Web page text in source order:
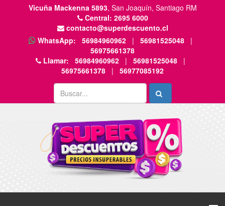
Vicuña Mackenna 5893, San Joaquín, Santiago RM
Central: 2695 6000
contacto@superdescuento.cl
WhatsApp:
56984960962 | 56981525048
|
56975661378
Llamar:
56984960962 | 56981525048
|
56975661378
| 56977085192